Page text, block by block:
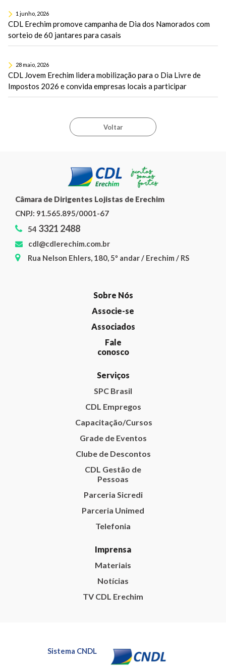
1 junho, 2026
CDL Erechim promove campanha de Dia dos Namorados com
sorteio de 60 jantares para casais
28 maio, 2026
CDL Jovem Erechim lidera mobilização para o Dia Livre de
Impostos 2026 e convida empresas locais a participar
Voltar
Câmara de Dirigentes Lojistas de Erechim
CNPJ: 91.565.895/0001-67
54 3321 2488
cdl@cdlerechim.com.br
Rua Nelson Ehlers, 180, 5º andar / Erechim / RS
Sobre Nós
Associe-se
Associados
Fale
conosco
Serviços
SPC Brasil
CDL Empregos
Capacitação/Cursos
Grade de Eventos
Clube de Descontos
CDL Gestão de
Pessoas
Parceria Sicredi
Parceria Unimed
Telefonia
Imprensa
Materiais
Notícias
TV CDL Erechim
Sistema CNDL